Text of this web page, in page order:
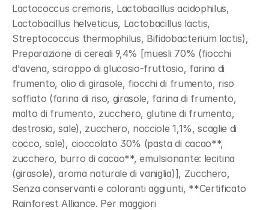
Lactococcus cremoris, Lactobacillus acidophilus,
Lactobacillus helveticus, Lactobacillus lactis,
Streptococcus thermophilus, Bifidobacterium lactis),
Preparazione di cereali 9,4% [muesli 70% (fiocchi
d'avena, sciroppo di glucosio-fruttosio, farina di
frumento, olio di girasole, fiocchi di frumento, riso
soffiato (farina di riso, girasole, farina di frumento,
malto di frumento, zucchero, glutine di frumento,
destrosio, sale), zucchero, nocciole 1,1%, scaglie di
cocco, sale), cioccolato 30% (pasta di cacao**,
zucchero, burro di cacao**, emulsionante: lecitina
(girasole), aroma naturale di vaniglia)], Zucchero,
Senza conservanti e coloranti aggiunti, **Certificato
Rainforest Alliance. Per maggiori